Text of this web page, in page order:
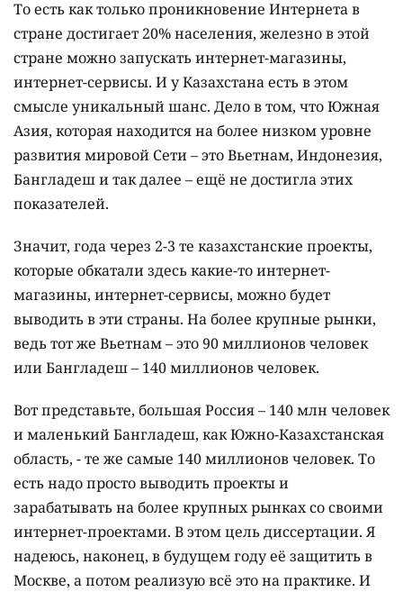
То есть как только проникновение Интернета в
стране достигает 20% населения, железно в этой
стране можно запускать интернет-магазины,
интернет-сервисы. И у Казахстана есть в этом
смысле уникальный шанс. Дело в том, что Южная
Азия, которая находится на более низком уровне
развития мировой Сети – это Вьетнам, Индонезия,
Бангладеш и так далее – ещё не достигла этих
показателей.
Значит, года через 2-3 те казахстанские проекты,
которые обкатали здесь какие-то интернет-
магазины, интернет-сервисы, можно будет
выводить в эти страны. На более крупные рынки,
ведь тот же Вьетнам – это 90 миллионов человек
или Бангладеш – 140 миллионов человек.
Вот представьте, большая Россия – 140 млн человек
и маленький Бангладеш, как Южно-Казахстанская
область, - те же самые 140 миллионов человек. То
есть надо просто выводить проекты и
зарабатывать на более крупных рынках со своими
интернет-проектами. В этом цель диссертации. Я
надеюсь, наконец, в будущем году её защитить в
Москве, а потом реализую всё это на практике. И